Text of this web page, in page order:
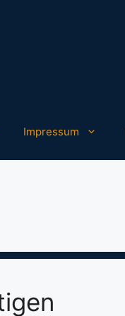
Impressum